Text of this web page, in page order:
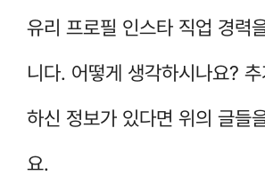
유리 프로필 인스타 직업 경력
니다. 어떻게 생각하시나요?
하신 정보가 있다면 위의 글들
요.